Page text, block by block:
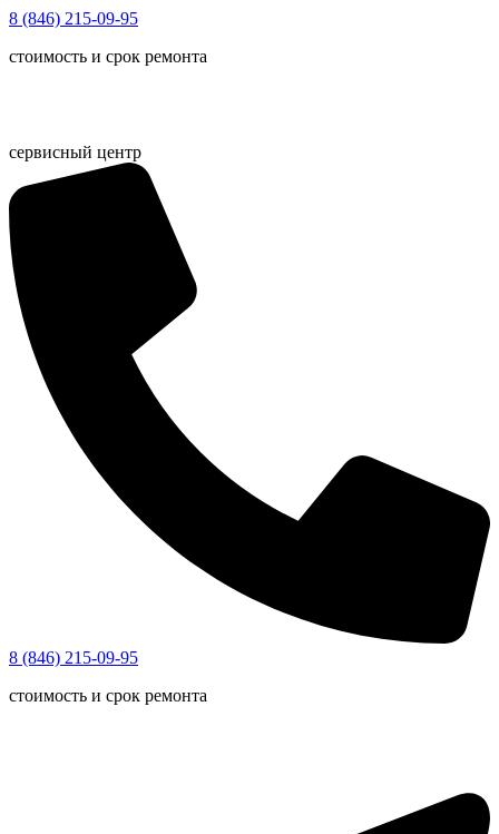
Перейти
содержимому
8 (846) 215-09-95
стоимость и срок ремонта
сервисный центр
8 (846) 215-09-95
стоимость и срок ремонта